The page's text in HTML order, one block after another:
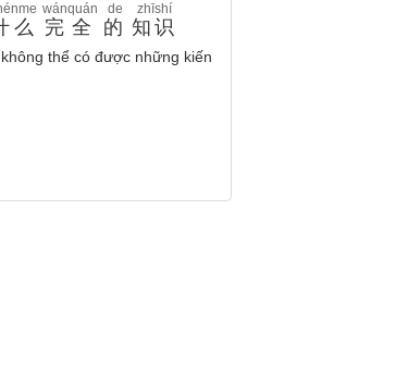
么 完全
wánquán
的
de
知识
zhīshí
thể có được những kiến